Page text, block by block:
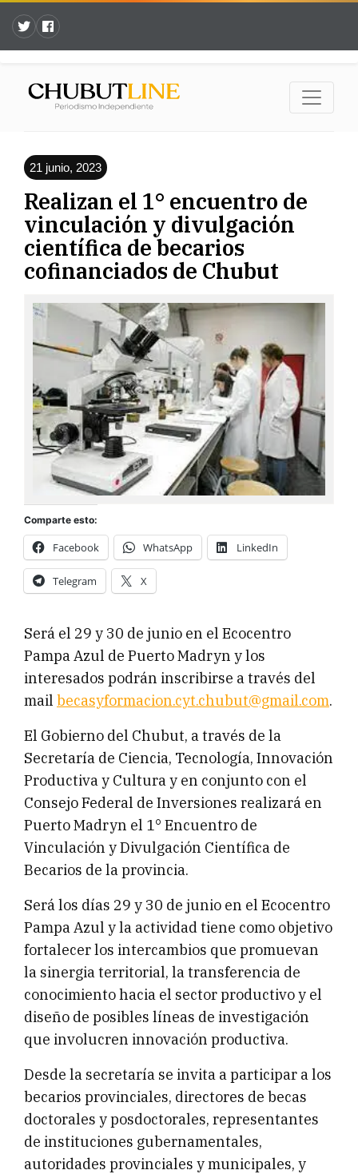
21 junio, 2023
Realizan el 1° encuentro de
vinculación y divulgación
científica de becarios
cofinanciados de Chubut
Comparte esto:
Facebook WhatsApp LinkedIn
Telegram X
Será el 29 y 30 de junio en el Ecocentro
Pampa Azul de Puerto Madryn y los
interesados podrán inscribirse a través del
mail becasyformacion.cyt.chubut@gmail.com.
El Gobierno del Chubut, a través de la
Secretaría de Ciencia, Tecnología, Innovación
Productiva y Cultura y en conjunto con el
Consejo Federal de Inversiones realizará en
Puerto Madryn el 1° Encuentro de
Vinculación y Divulgación Científica de
Becarios de la provincia.
Será los días 29 y 30 de junio en el Ecocentro
Pampa Azul y la actividad tiene como objetivo
fortalecer los intercambios que promuevan
la sinergia territorial, la transferencia de
conocimiento hacia el sector productivo y el
diseño de posibles líneas de investigación
que involucren innovación productiva.
Desde la secretaría se invita a participar a los
becarios provinciales, directores de becas
doctorales y posdoctorales, representantes
de instituciones gubernamentales,
autoridades provinciales y municipales, y